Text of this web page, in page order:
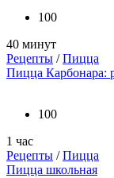
100
40 минут
Рецепты /Пицца
Пицца Карбонара:
100
1 час
Рецепты /Пицца
Пицца школьная